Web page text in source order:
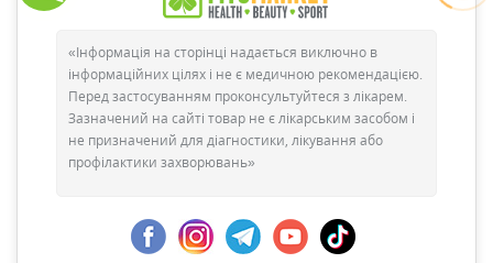
«Інформація на сторінці надається виключно в
інформаційних цілях і не є медичною рекомендацією.
Перед застосуванням проконсультуйтеся з лікарем.
Зазначений на сайті товар не є лікарським засобом і
не призначений для діагностики, лікування або
профілактики захворювань»